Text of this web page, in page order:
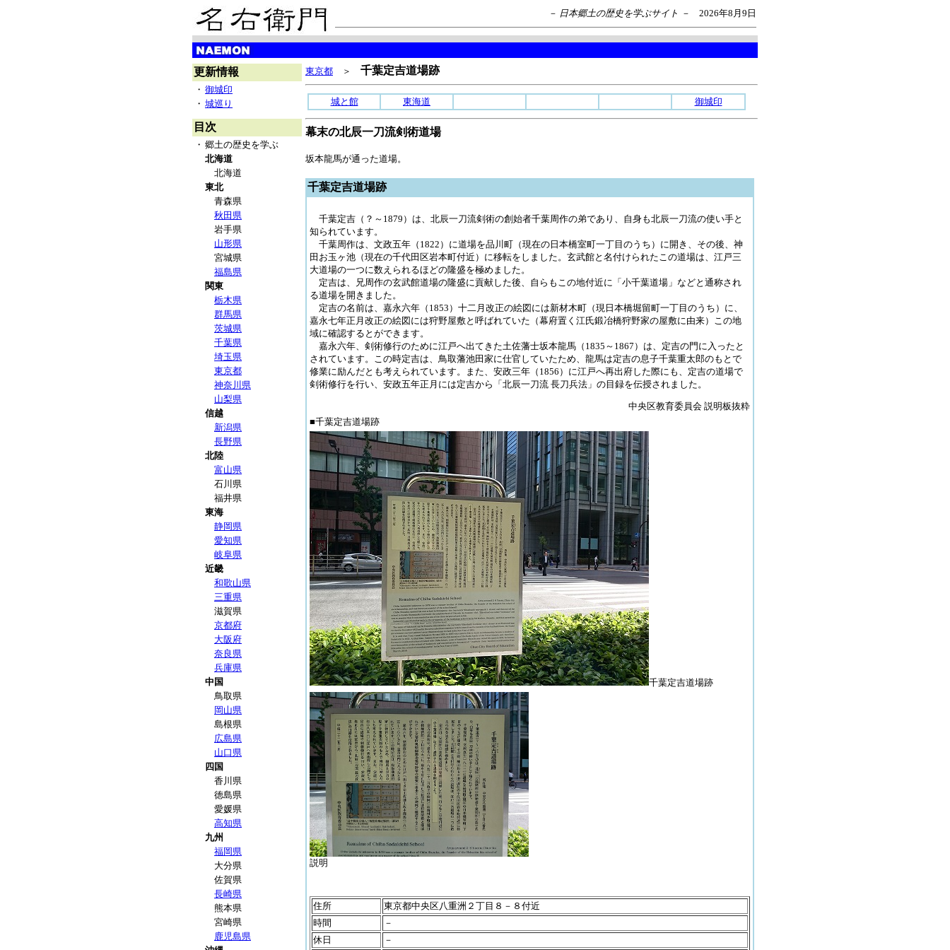
－ 日本郷土の歴史を学ぶサイト － 2026年8月9日
更新情報
・ 御城印
・ 城巡り
目次
・ 郷土の歴史を学ぶ
北海道
北海道
東北
青森県
秋田県
岩手県
山形県
宮城県
福島県
関東
栃木県
群馬県
茨城県
千葉県
埼玉県
東京都
神奈川県
山梨県
信越
新潟県
長野県
北陸
富山県
石川県
福井県
東海
静岡県
愛知県
岐阜県
近畿
和歌山県
三重県
滋賀県
京都府
大阪府
奈良県
兵庫県
中国
鳥取県
岡山県
島根県
広島県
山口県
四国
香川県
徳島県
愛媛県
高知県
九州
福岡県
大分県
佐賀県
長崎県
熊本県
宮崎県
鹿児島県
東京都 ＞ 千葉定吉道場跡
城と館 東海道 御城印
幕末の北辰一刀流剣術道場
坂本龍馬が通った道場。
千葉定吉道場跡
千葉定吉（？～1879）は、北辰一刀流剣術の創始者千葉周作の弟であり、自身も北辰一刀流の使い手と
知られています。
千葉周作は、文政五年（1822）に道場を品川町（現在の日本橋室町一丁目のうち）に開き、その後、神
田お玉ヶ池（現在の千代田区岩本町付近）に移転をしました。玄武館と名付けられたこの道場は、江戸三
大道場の一つに数えられるほどの隆盛を極めました。
定吉は、兄周作の玄武館道場の隆盛に貢献した後、自らもこの地付近に「小千葉道場」などと通称され
る道場を開きました。
定吉の名前は、嘉永六年（1853）十二月改正の絵図には新材木町（現日本橋堀留町一丁目のうち）に、
嘉永七年正月改正の絵図には狩野屋敷と呼ばれていた（幕府置く江氏鍛冶橋狩野家の屋敷に由来）この地
域に確認するとができます。
嘉永六年、剣術修行のために江戸へ出てきた土佐藩士坂本龍馬（1835～1867）は、定吉の門に入ったと
されています。この時定吉は、鳥取藩池田家に仕官していたため、龍馬は定吉の息子千葉重太郎のもとで
修業に励んだとも考えられています。また、安政三年（1856）に江戸へ再出府した際にも、定吉の道場で
剣術修行を行い、安政五年正月には定吉から「北辰一刀流 長刀兵法」の目録を伝授されました。
中央区教育委員会 説明板抜粋
■千葉定吉道場跡
千葉定吉道場跡
説明
住所
東京都中央区八重洲２丁目８－８付近
時間
－
休日
－